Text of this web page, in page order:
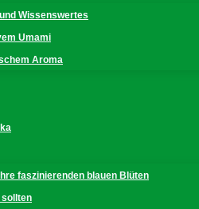
Wissenswertes
Umami
Aroma
faszinierenden blauen Blüten
sollten